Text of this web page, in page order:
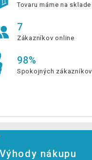
Tovaru máme na sklade
7
Zákazníkov online
98%
Spokojných zákazníkov
Výhody nákupu